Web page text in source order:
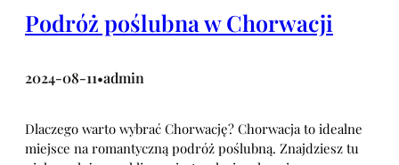
Podróż poślubna w Chorwacji
2024-08-11•admin
Dlaczego warto wybrać Chorwację? Chorwacja to idealne
miejsce na romantyczną podróż poślubną. Znajdziesz tu